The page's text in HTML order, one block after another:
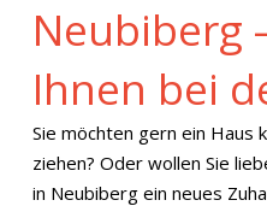
Neubiberg
Ihnen bei
Sie möchten gern ein Haus
ziehen? Oder wollen Sie
in Neubiberg ein neues